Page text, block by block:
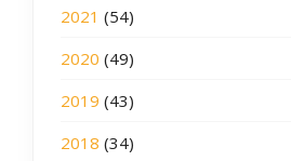
2021 (54)
2020 (49)
2019 (43)
2018 (34)